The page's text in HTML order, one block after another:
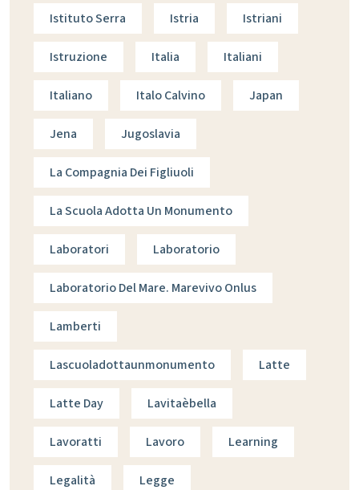
Istituto Serra Istria Istriani
Istruzione Italia Italiani
Italiano Italo Calvino Japan
Jena Jugoslavia
La Compagnia Dei Figliuoli
La Scuola Adotta Un Monumento
Laboratori Laboratorio
Laboratorio Del Mare. Marevivo Onlus
Lamberti
Lascuoladottaunmonumento Latte
Latte Day Lavitaèbella
Lavoratti Lavoro Learning
Legalità Legge